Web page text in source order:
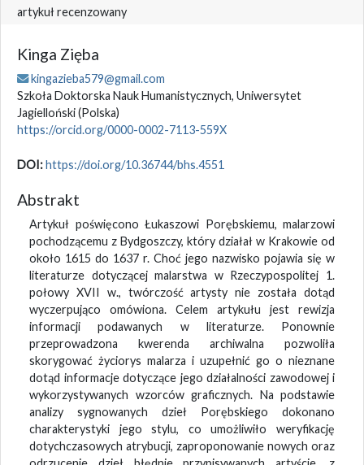
artykuł recenzowany
Kinga Zięba
kingazieba579@gmail.com
Szkoła Doktorska Nauk Humanistycznych, Uniwersytet
Jagielloński(Polska)
https://orcid.org/0000-0002-7113-559X
DOI:https://doi.org/10.36744/bhs.4551
Abstrakt
Artykuł poświęcono Łukaszowi Porębskiemu, malarzowi
pochodzącemu z Bydgoszczy, który działał w Krakowie od
około 1615 do 1637 r. Choć jego nazwisko pojawia się w
literaturze dotyczącej malarstwa w Rzeczypospolitej 1.
połowy XVII w., twórczość artysty nie została dotąd
wyczerpująco omówiona. Celem artykułu jest rewizja
informacji podawanych w literaturze. Ponownie
przeprowadzona kwerenda archiwalna pozwoliła
skorygować życiorys malarza i uzupełnić go o nieznane
dotąd informacje dotyczące jego działalności zawodowej i
wykorzystywanych wzorców graficznych. Na podstawie
analizy sygnowanych dzieł Porębskiego dokonano
charakterystyki jego stylu, co umożliwiło weryfikację
dotychczasowych atrybucji, zaproponowanie nowych oraz